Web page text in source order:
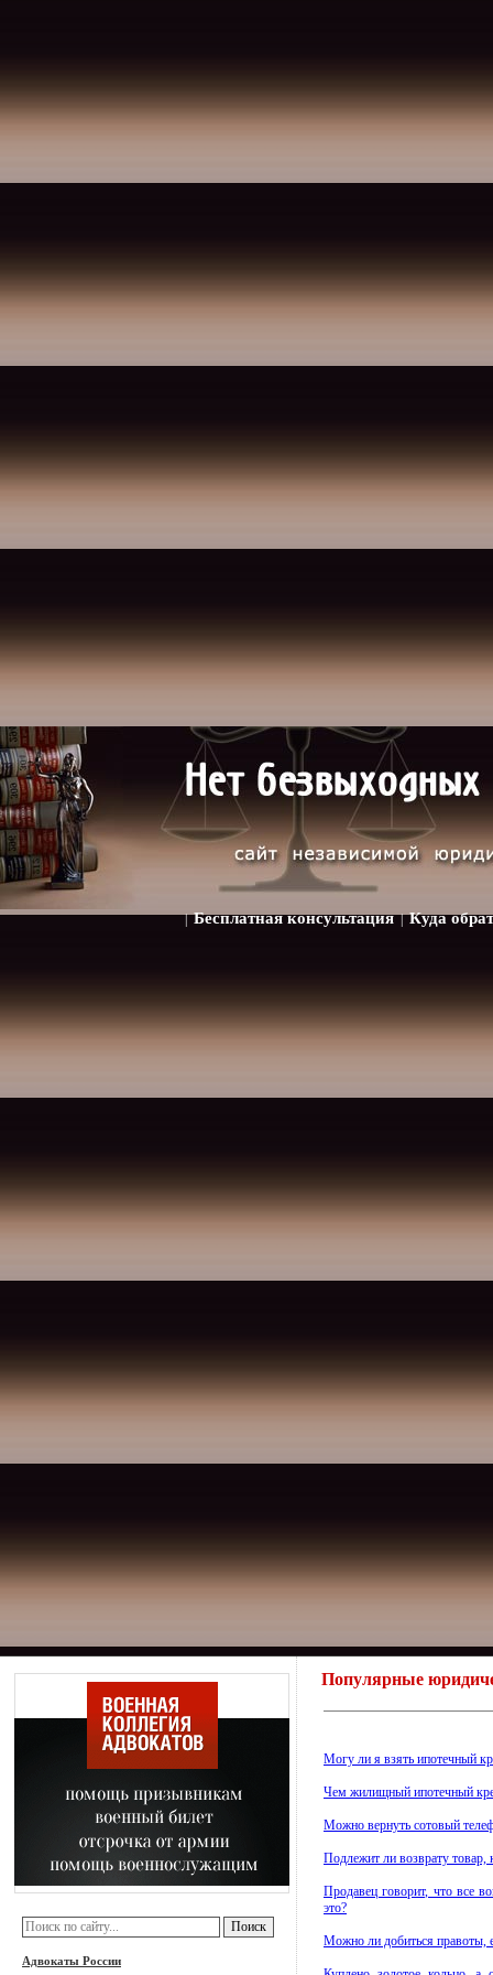
|Бесплатная консультация|Куда
Адвокаты России
Популярные
Могу ли я взять ипотечный
Чем жилищный ипотечный
Можно вернуть сотовый
Подлежит ли возврату товар,
Продавец говорит, что все
это?
Можно ли добиться правоты,